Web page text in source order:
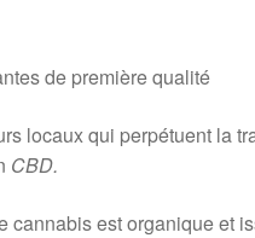
de première qualité
locaux qui perpétuent la
CBD.
est organique et